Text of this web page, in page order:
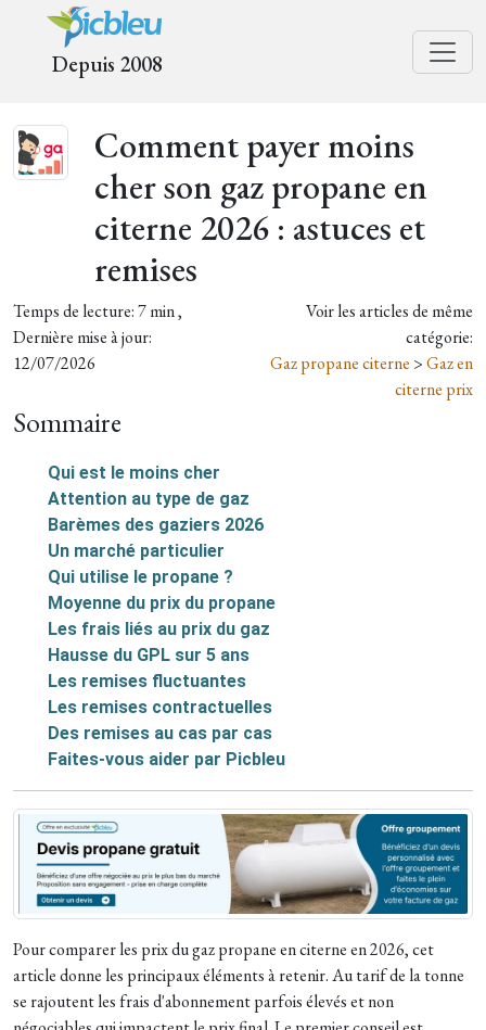
Depuis 2008
Comment payer moins
cher son gaz propane en
citerne 2026 : astuces et
remises
Temps de lecture: 7 min ,
Dernière mise à jour:
12/07/2026
Voir les articles de même
catégorie:
Gaz propane citerne >Gaz en
citerne prix
Sommaire
Qui est le moins cher
Attention au type de gaz
Barèmes des gaziers 2026
Un marché particulier
Qui utilise le propane ?
Moyenne du prix du propane
Les frais liés au prix du gaz
Hausse du GPL sur 5 ans
Les remises fluctuantes
Les remises contractuelles
Des remises au cas par cas
Faites-vous aider par Picbleu
Pour comparer les prix du gaz propane en citerne en 2026, cet
article donne les principaux éléments à retenir. Au tarif de la tonne
se rajoutent les frais d'abonnement parfois élevés et non